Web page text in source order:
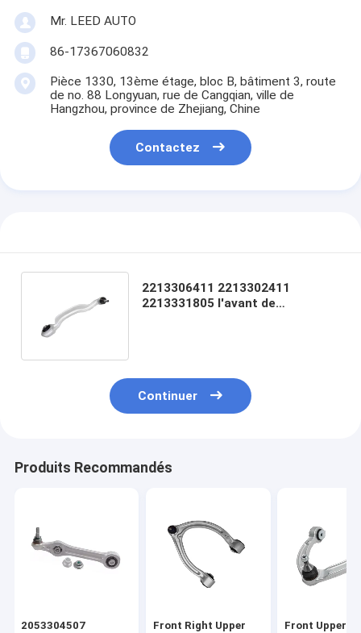
Mr. LEED AUTO
86-17367060832
Pièce 1330, 13ème étage, bloc B, bâtiment 3, route
de no. 88 Longyuan, rue de Cangqian, ville de
Hangzhou, province de Zhejiang, Chine
Contactez
2213306411 2213302411
2213331805 l'avant de
Continuer
Produits Recommandés
2053304507
Front Right Upper
Front Upper